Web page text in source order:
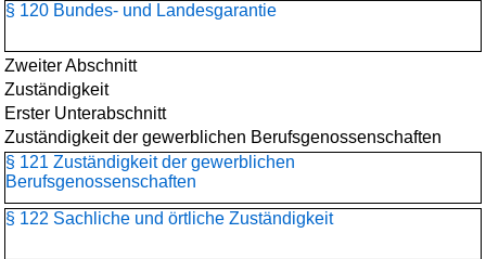
§ 120 Bundes- und Landesgarantie
Zweiter Abschnitt
Zuständigkeit
Erster Unterabschnitt
Zuständigkeit der gewerblichen Berufsgenossenschaften
§ 121 Zuständigkeit der gewerblichen
Berufsgenossenschaften
§ 122 Sachliche und örtliche Zuständigkeit